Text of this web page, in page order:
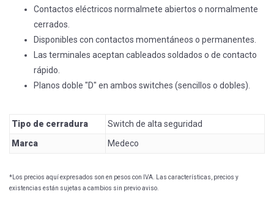
Contactos eléctricos normalmete abiertos o normalmente
cerrados.
Disponibles con contactos momentáneos o permanentes.
Las terminales aceptan cableados soldados o de contacto
rápido.
Planos doble "D" en ambos switches (sencillos o dobles).
Tipo de cerradura
Switch de alta seguridad
Marca
Medeco
*Los precios aquí expresados son en pesos con IVA. Las características, precios y
existencias están sujetas a cambios sin previo aviso.